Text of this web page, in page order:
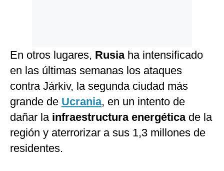
En otros lugares, Rusia ha intensificado
en las últimas semanas los ataques
contra Járkiv, la segunda ciudad más
grande de Ucrania, en un intento de
dañar la infraestructura energéticade la
región y aterrorizar a sus 1,3 millones de
residentes.